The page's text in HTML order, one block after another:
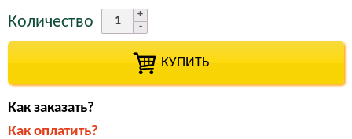
Количество
КУПИТЬ
Как заказать?
Как оплатить?